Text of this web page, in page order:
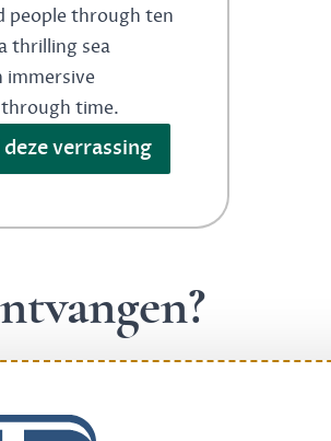
people through ten
thrilling sea
immersive
time.
verrassing